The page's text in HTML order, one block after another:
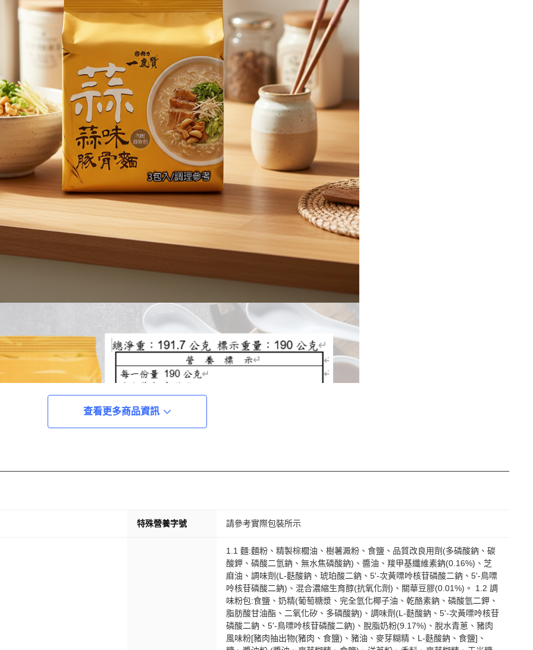
查看更多商品資訊
特殊營養字號 請參考實際包裝所示
1.1 麵:麵粉、精製棕櫚油、樹薯澱粉、食鹽、品質改良用劑(多磷酸鈉、碳
酸鉀、磷酸二氫鈉、無水焦磷酸鈉)、醬油、羧甲基纖維素鈉(0.16%)、芝
麻油、調味劑(L-麩酸鈉、琥珀酸二鈉、5'-次黃嘌呤核苷磷酸二鈉、5'-鳥嘌
呤核苷磷酸二鈉)、混合濃縮生育醇(抗氧化劑)、關華豆膠(0.01%)。 1.2 調
味粉包:食鹽、奶精(葡萄糖漿、完全氫化椰子油、乾酪素鈉、磷酸氫二鉀、
脂肪酸甘油酯、二氧化矽、多磷酸鈉)、調味劑(L-麩酸鈉、5'-次黃嘌呤核苷
磷酸二鈉、5'-鳥嘌呤核苷磷酸二鈉)、脫脂奶粉(9.17%)、脫水青蔥、豬肉
風味粉[豬肉抽出物(豬肉、食鹽)、豬油、麥芽糊精、L-麩酸鈉、食鹽]、